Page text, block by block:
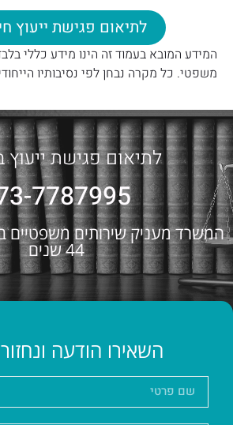
לתיאום פגישת ייעוץ
המידע המובא בעמוד זה הינו מידע כללי בלבד
משפטי. כל מקרה נבחן לפי נסיבותיו
לתיאום פגישת
7787995
המשרד מעניק שירותים משפטיים
44 שנים
השאירו הודעה